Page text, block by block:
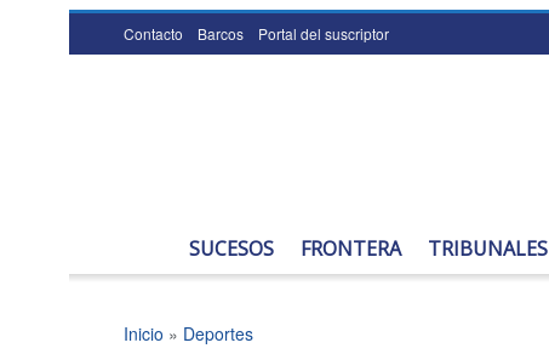
Contacto Barcos Portal del suscriptor
SUCESOS FRONTERA TRIBUNALES
Inicio » Deportes